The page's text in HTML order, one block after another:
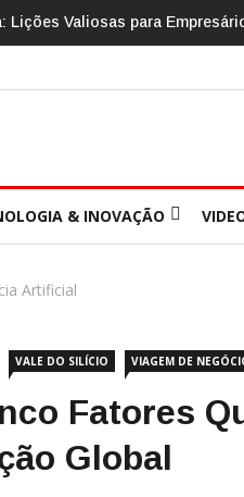
Lições Valiosas para
& INOVAÇÃO
Artificial
VALE DO SILÍCIO VIAGEM DE
Fatores
Global